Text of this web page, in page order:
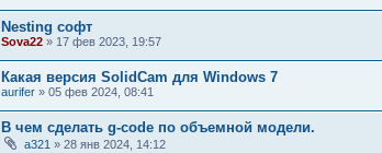
Nesting софт
Sova22 » 17 фев 2023, 19:57
Какая версия SolidCam для Windows 7
aurifer » 05 фев 2024, 08:41
В чем сделать g-code по объемной модели.
a321 » 28 янв 2024, 14:12